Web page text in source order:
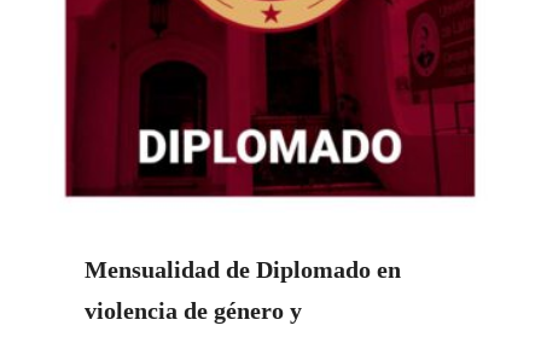
Mensualidad de Diplomado en
violencia de género y